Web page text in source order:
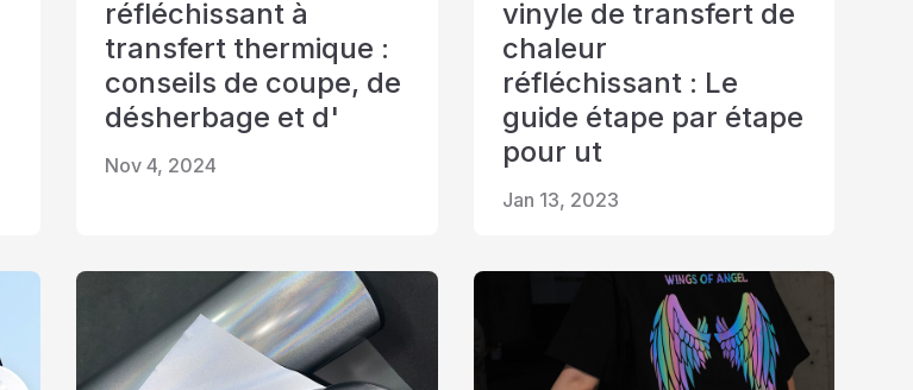
réfléchissant à
transfert thermique :
conseils de coupe, de
désherbage et d'
Nov 4, 2024
vinyle de transfert de
chaleur
réfléchissant : Le
guide étape par étape
pour ut
Jan 13, 2023